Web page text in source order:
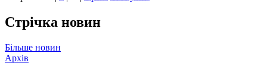
Стрічка новин
Більше новин
Архів